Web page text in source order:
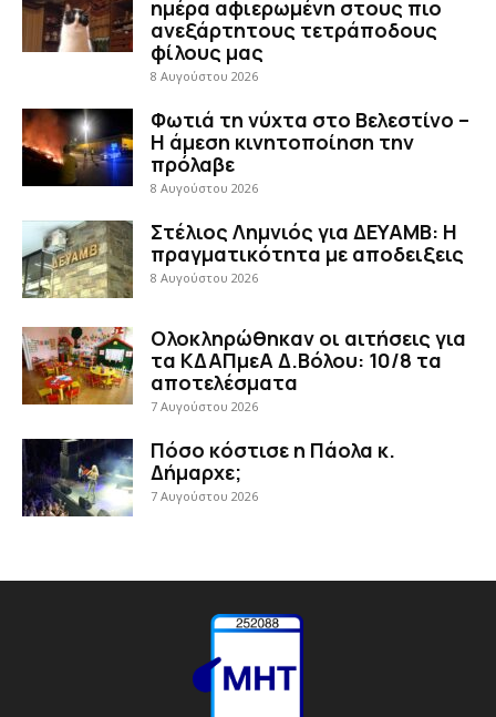
ημέρα αφιερωμένη στους πιο
ανεξάρτητους τετράποδους
φίλους μας
8 Αυγούστου 2026
Φωτιά τη νύχτα στο Βελεστίνο –
Η άμεση κινητοποίηση την
πρόλαβε
8 Αυγούστου 2026
Στέλιος Λημνιός για ΔΕΥΑΜΒ: Η
πραγματικότητα με αποδειξεις
8 Αυγούστου 2026
Ολοκληρώθηκαν οι αιτήσεις για
τα ΚΔΑΠμεΑ Δ.Βόλου: 10/8 τα
αποτελέσματα
7 Αυγούστου 2026
Πόσο κόστισε η Πάολα κ.
Δήμαρχε;
7 Αυγούστου 2026